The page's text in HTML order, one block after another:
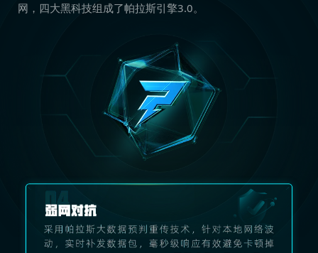
网，四大黑科技组成了帕拉斯引擎3.0。